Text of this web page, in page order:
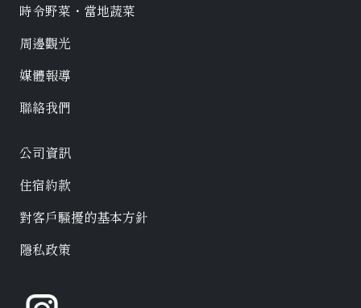
時令野菜・當地蔬菜
周邊觀光
媒體報導
聯絡我們
公司資訊
住宿約款
對客戶騷擾的基本方針
隱私政策